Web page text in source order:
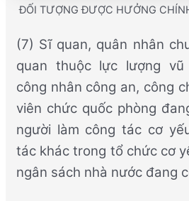
ĐỐI TƯỢNG ĐƯỢC HƯỞNG
(7) Sĩ quan, quân nhân
quan thuộc lực lượng
công nhân công an, công
viên chức quốc phòng
người làm công tác cơ
tác khác trong tổ chức cơ
ngân sách nhà nước đang